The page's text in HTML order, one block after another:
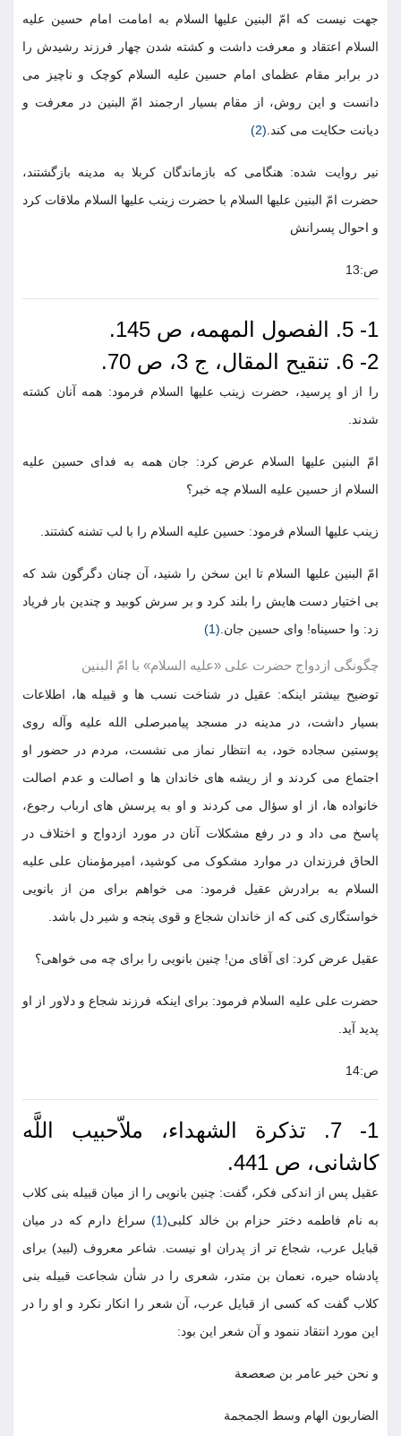
جهت نیست که امّ البنین علیها السلام به امامت امام حسین علیه
السلام اعتقاد و معرفت داشت و کشته شدن چهار فرزند رشیدش را
در برابر مقام عظمای امام حسین علیه السلام کوچک و ناچیز می
دانست و این روش، از مقام بسیار ارجمند امّ البنین در معرفت و
دیانت حکایت می کند.(2)
نیر روایت شده: هنگامی که بازماندگان کربلا به مدینه بازگشتند،
حضرت امّ البنین علیها السلام با حضرت زینب علیها السلام ملاقات کرد
و احوال پسرانش
ص:13
1- 5. الفصول المهمه، ص 145.
2- 6. تنقیح المقال، ج 3، ص 70.
را از او پرسید، حضرت زینب علیها السلام فرمود: همه آنان کشته
شدند.
امّ البنین علیها السلام عرض کرد: جان همه به فدای حسین علیه
السلام از حسین علیه السلام چه خبر؟
زینب علیها السلام فرمود: حسین علیه السلام را با لب تشنه کشتند.
امّ البنین علیها السلام تا این سخن را شنید، آن چنان دگرگون شد که
بی اختیار دست هایش را بلند کرد و بر سرش کوبید و چندین بار فریاد
زد: وا حسیناه! وای حسین جان.(1)
چگونگی ازدواج حضرت علی «علیه السلام» با امّ البنین
توضیح بیشتر اینکه: عقیل در شناخت نسب ها و قبیله ها، اطلاعات
بسیار داشت، در مدینه در مسجد پیامبرصلی الله علیه وآله روی
پوستین سجاده خود، به انتظار نماز می نشست، مردم در حضور او
اجتماع می کردند و از ریشه های خاندان ها و اصالت و عدم اصالت
خانواده ها، از او سؤال می کردند و او به پرسش های ارباب رجوع،
پاسخ می داد و در رفع مشکلات آنان در مورد ازدواج و اختلاف در
الحاق فرزندان در موارد مشکوک می کوشید، امیرمؤمنان علی علیه
السلام به برادرش عقیل فرمود: می خواهم برای من از بانویی
خواستگاری کنی که از خاندان شجاع و قوی پنجه و شیر دل باشد.
عقیل عرض کرد: ای آقای من! چنین بانویی را برای چه می خواهی؟
حضرت علی علیه السلام فرمود: برای اینکه فرزند شجاع و دلاور از او
پدید آید.
ص:14
1- 7. تذکرة الشهداء، ملاّحبیب اللَّه
کاشانی، ص 441.
عقیل پس از اندکی فکر، گفت: چنین بانویی را از میان قبیله بنی کلاب
به نام فاطمه دختر حزام بن خالد کلبی(1)
سراغ دارم که در میان
قبایل عرب، شجاع تر از پدران او نیست. شاعر معروف (لبید) برای
پادشاه حیره، نعمان بن متدر، شعری را در شأن شجاعت قبیله بنی
کلاب گفت که کسی از قبایل عرب، آن شعر را انکار نکرد و او را در
این مورد انتقاد ننمود و آن شعر این بود:
و نحن خیر عامر بن صعصعة
الضاربون الهام وسط الجمجمة